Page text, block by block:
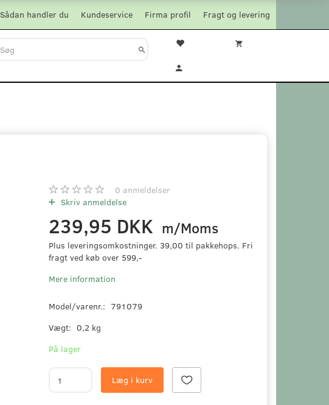
Fragt og levering
Firma profil
Kundeservice
Sådan handler du
0 anmeldelser
Skriv anmeldelse
239,95 DKK m/Moms
Plus leveringsomkostninger. 39,00 til pakkehops. Fri
fragt ved køb over 599,-
Mere information
Model/varenr.: 791079
Vægt: 0,2 kg
På lager
Læg i kurv